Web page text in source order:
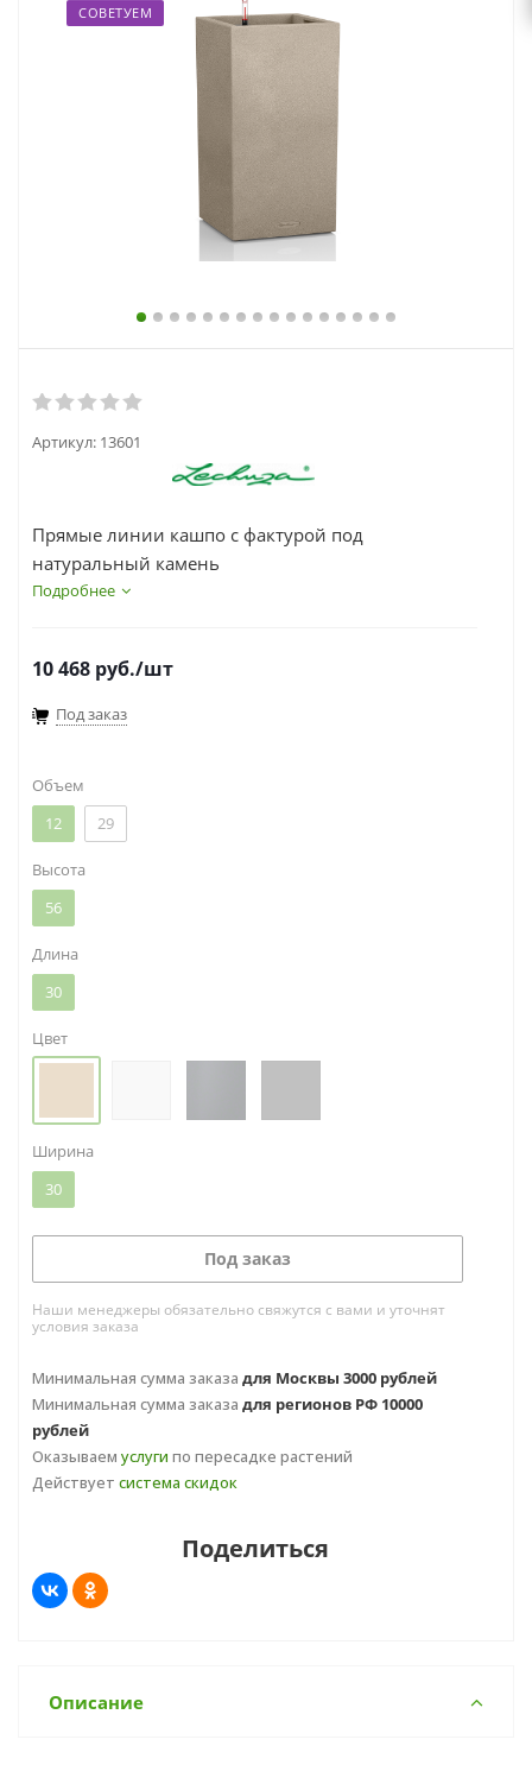
zakaz@topcvetok.ru
СОВЕТУЕМ
Артикул: 13601
Прямые линии кашпо с фактурой под
натуральный камень
Подробнее
10 468 руб./шт
Под заказ
Объем
12
29
Высота
56
Длина
30
Цвет
Ширина
30
Под заказ
Наши менеджеры обязательно свяжутся с вами и уточнят
условия заказа
Минимальная сумма заказа для Москвы 3000 рублей
Минимальная сумма заказа для регионов РФ 10000
рублей
Оказываем услуги по пересадке растений
Действует система скидок
Поделиться
Описание